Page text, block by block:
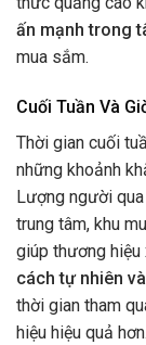
ấn mạnh trong
mua sắm.
Cuối Tuần Và
Thời gian cuối
những khoảnh
Lượng người
trung tâm, khu
giúp thương hiệu
cách tự nhiên
thời gian tham
hiệu hiệu quả hơn.